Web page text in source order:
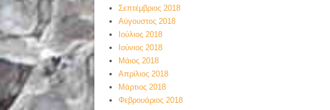
Σεπτέμβριος 2018
Αύγουστος 2018
Ιούλιος 2018
Ιούνιος 2018
Μάιος 2018
Απρίλιος 2018
Μάρτιος 2018
Φεβρουάριος 2018